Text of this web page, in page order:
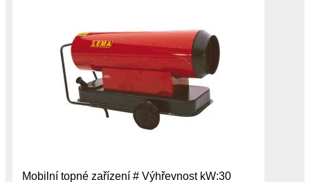
Mobilní topné zařízení # Výhřevnost kW:30